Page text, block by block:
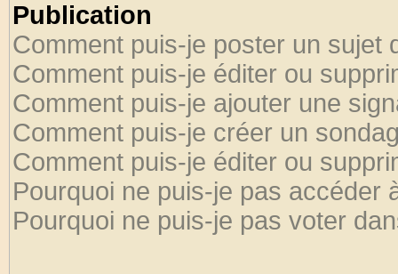
Publication
Comment puis-je poster un sujet
Comment puis-je éditer ou
Comment puis-je ajouter une
Comment puis-je créer un
Comment puis-je éditer ou
Pourquoi ne puis-je pas accéder
Pourquoi ne puis-je pas voter